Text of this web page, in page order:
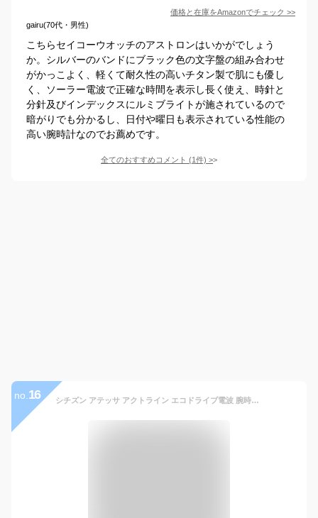
価格と在庫をAmazonでチェック >>
gairu(70代・男性)
こちらセイコーウオッチのアストロンはいかがでしょう
か。シルバーのバンドにブラック色の文字盤の組み合わせ
がかっこよく、軽くて耐久性の高いチタン製で肌にも優し
く、ソーラー電波で正確な時間を表示し長く使え、時針と
分針及びインデックスにルミブライトが施されているので
暗がりでも分かるし、日付や曜日も表示されている性能の
高い腕時計なのでお薦めです。
全てのおすすめコメント (1件) >
no. 16 シチズン アテッサ アクトライン エコドライブ電波 腕時計 ブランド メンズ チタン クロノグラフ 電波ソーラー CITIZEN ATTESA アナログ ブラック ブルー グリーン 黒 AT8185-62E 選べる4モデル